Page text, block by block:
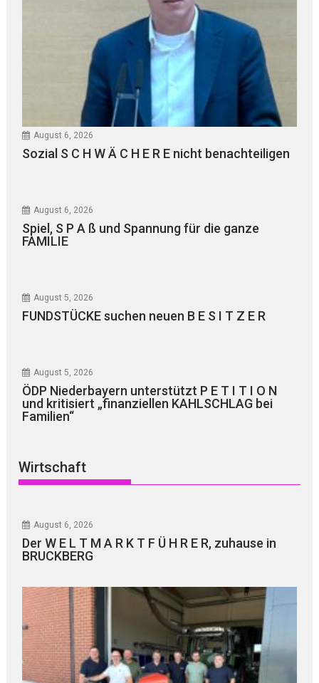
August 6, 2026
Sozial S C H W Ä C H E R E nicht benachteiligen
August 6, 2026
Spiel, S P A ß und Spannung für die ganze
FAMILIE
August 5, 2026
FUNDSTÜCKE suchen neuen B E S I T Z E R
August 5, 2026
ÖDP Niederbayern unterstützt P E T I T I O N
und kritisiert „finanziellen KAHLSCHLAG bei
Familien“
Wirtschaft
August 6, 2026
Der W E L T M A R K T F Ü H R E R, zuhause in
BRUCKBERG